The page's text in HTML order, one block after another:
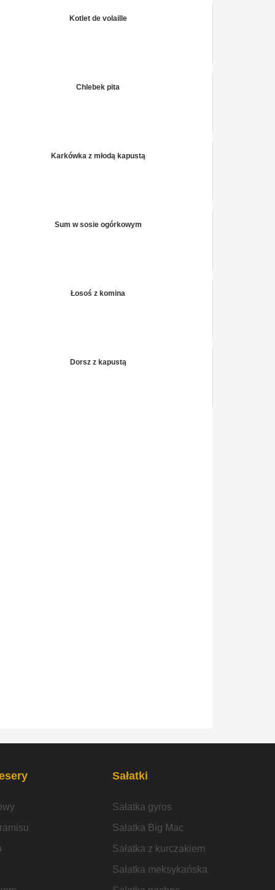
Kotlet de volaille
Chlebek pita
Karkówka z młodą kapustą
Sum w sosie ogórkowym
Łosoś z komina
Dorsz z kapustą
Sałatki
Sałatka gyros
Sałatka Big Mac
Sałatka z kurczakiem
Sałatka meksykańska